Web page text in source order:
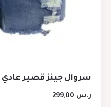
سروال جينز قصير عادي
ر.س